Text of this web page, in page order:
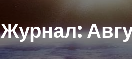
Журнал: